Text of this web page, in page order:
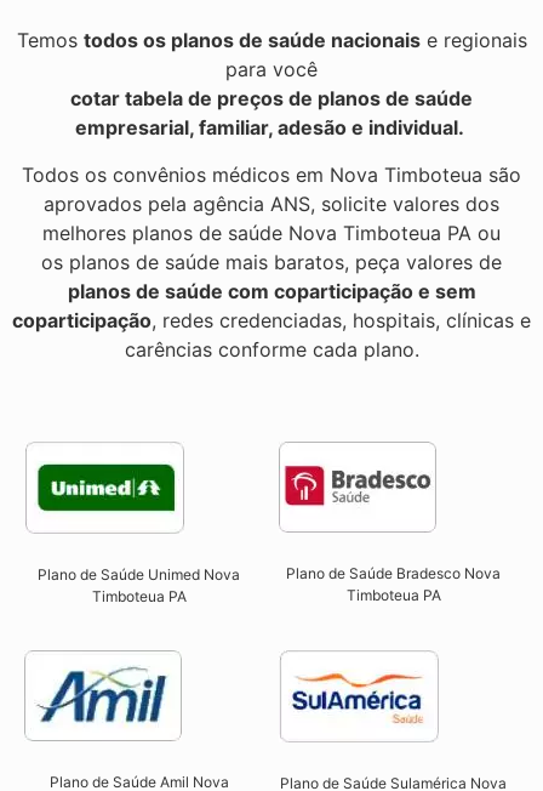
Temos todos os planos de saúde nacionaise regionais
para você
cotar tabela de preços de planos de saúde
empresarial, familiar, adesão e individual.
Todos os convênios médicos em Nova Timboteua são
aprovados pela agência ANS, solicite valores dos
melhores planos de saúde Nova Timboteua PA ou
os planos de saúde mais baratos, peça valores de
planos de saúde com coparticipação e sem
coparticipação, redes credenciadas, hospitais, clínicas e
carências conforme cada plano.
Plano de Saúde Unimed Nova
Timboteua PA
Plano de Saúde Bradesco Nova
Timboteua PA
Plano de Saúde Amil Nova Plano de Saúde Sulamérica Nova